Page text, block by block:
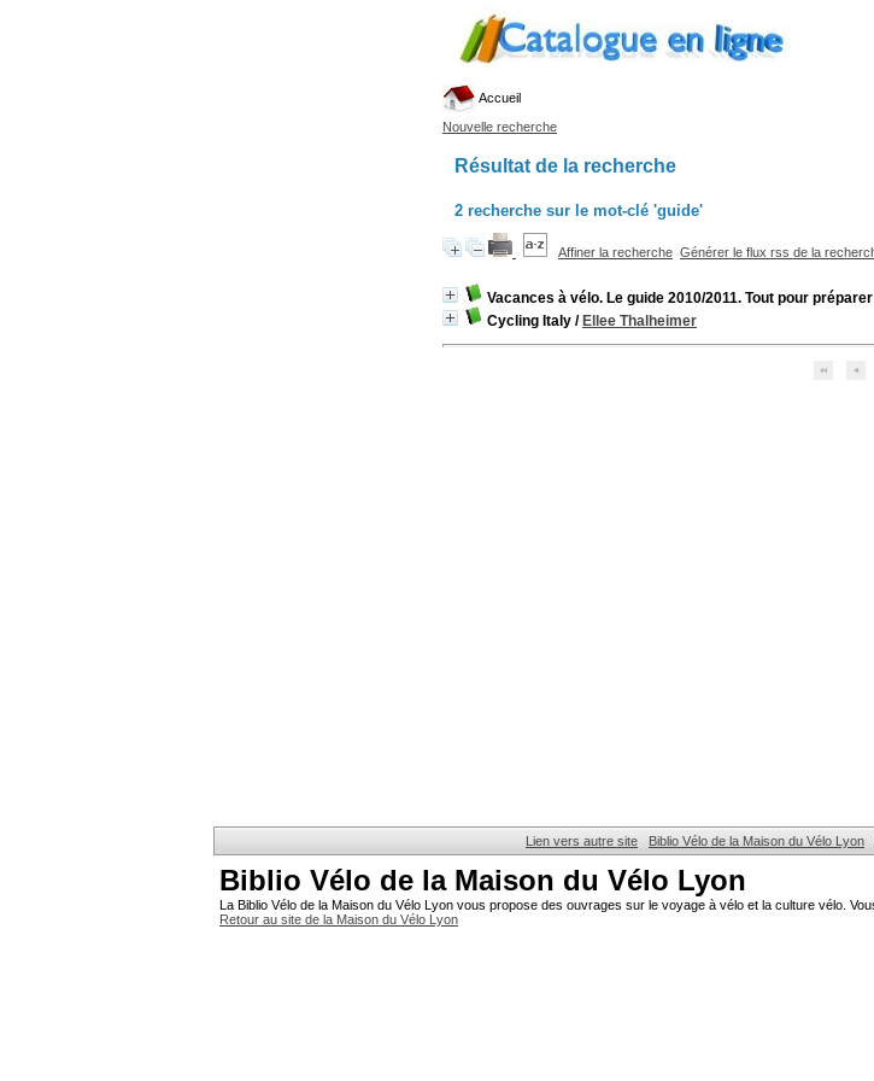
Accueil
Nouvelle recherche
Résultat de la recherche
2 recherche sur le mot-clé 'guide'
Affiner la recherche Générer le flux rss de la
Vacances à vélo. Le guide 2010/2011. Tout pour
Cycling Italy / Ellee Thalheimer
Lien vers autre site Biblio Vélo de la Maison du Vélo Lyon
Biblio Vélo de la Maison du Vélo Lyon
La Biblio Vélo de la Maison du Vélo Lyon vous propose des ouvrages sur le voyage à vélo et la culture vélo.
Retour au site de la Maison du Vélo Lyon